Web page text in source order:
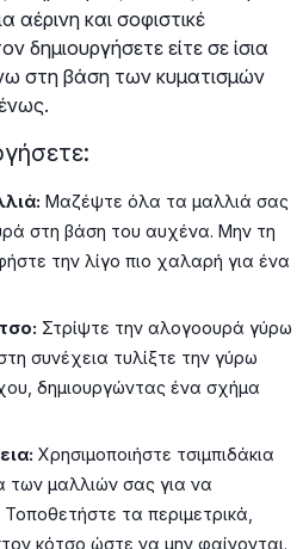
αέρινη και σοφιστικέ
δημιουργήσετε είτε σε ίσια
στη βάση των κυματισμών
Μαζέψτε όλα τα μαλλιά σας
στη βάση του αυχένα. Μην τη
την λίγο πιο χαλαρή για ένα
Στρίψτε την αλογοουρά γύρω
συνέχεια τυλίξτε την γύρω
δημιουργώντας ένα σχήμα
Χρησιμοποιήστε τσιμπιδάκια
μαλλιών σας για να
τα περιμετρικά,
κότσο ώστε να μην φαίνονται.